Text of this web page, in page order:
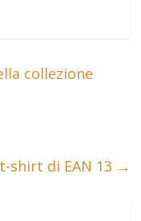
collezione
shirt di EAN 13 →